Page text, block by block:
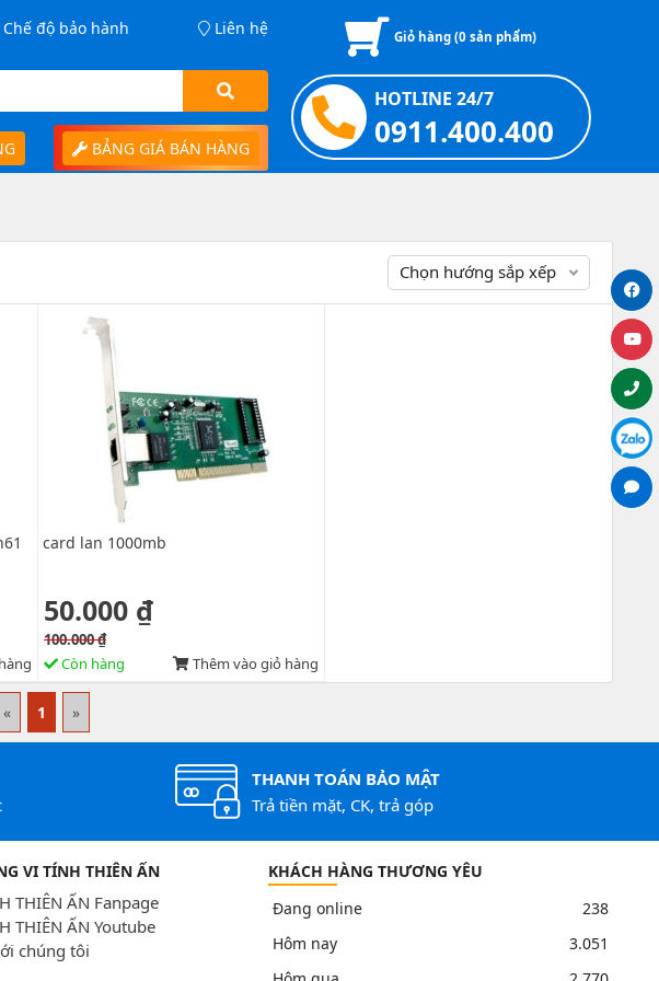
Chế độ bảo hành Liên hệ
BẢNG GIÁ BÁN HÀNG
Giỏ hàng (0 sản phẩm)
HOTLINE 24/7
0911.400.400
Chọn hướng sắp xếp
card lan 1000mb
50.000 ₫
100.000 ₫
Còn hàng
Thêm vào giỏ hàng
« 1 »
THANH TOÁN BẢO MẬT
Trả tiền mặt, CK, trả góp
VI TÍNH THIÊN ẤN
THIÊN ẤN Fanpage
THIÊN ẤN Youtube
chúng tôi
KHÁCH HÀNG THƯƠNG YÊU
Đang online
238
Hôm nay
3.051